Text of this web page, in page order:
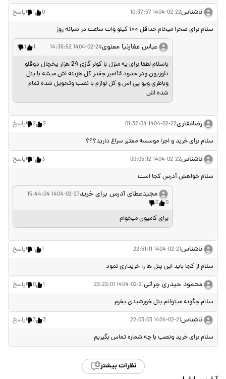
ناشناس1404-02-22 10:37:57
0
1 پاسخ
سلام برای صحرا میخام حداقل ۱۰۰ کیلو وات ساعت در شبانه روز
عباس غفارنیا معنوی1404-02-24 14:36:52
1
1
باسلام لطفا برای یه منزل با کولر گازی 24 هزار یخچال دوقلو
تلوزیون ودر حدود 13آمپر چقدر کل هزینه اش میشه با پنل
وباطری ویو پی اس و کل لوازم با نصب وتحویل شده تمام
شده اش
رضاغفاری1404-02-22 01:32:04
2
2 پاسخ
سلام برای خرید و اجرا موسسه معتبر سراغ دارید؟؟؟
ناشناس1404-02-22 00:05:12
3
1 پاسخ
سلام خواهش آدرس کجا است
مجیدعطای آدرس برای خرید1404-02-27 15:44:04
0
0
برای کامیون میخوام
ناشناس1404-02-21 22:51:11
1
1 پاسخ
سلام از کجا باید این پنل ها را خریداری نمود
محمود حیدری چراتی1404-02-21 22:22:01
1
0 پاسخ
سلام چگونه میتوانم پنل خورشیدی بخرم
ناشناس1404-02-21 22:03:03
3
3 پاسخ
سلام برای خرید ونصب با چه شماره تماس بگیریم
نظرات بیشتر